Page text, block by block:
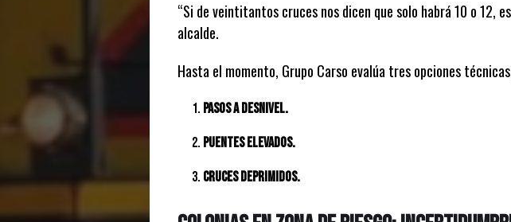
“Si de veintitantos cruces nos dicen que solo habrá 10 o 12,
alcalde.
Hasta el momento, Grupo Carso evalúa tres opciones
Pasos a desnivel.
Puentes elevados.
Cruces deprimidos.